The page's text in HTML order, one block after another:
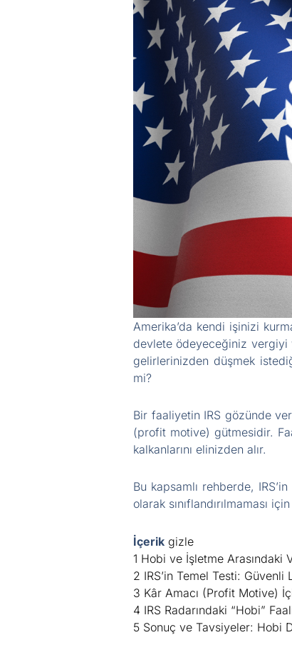
Amerika’da kendi işinizi
devlete ödeyeceğiniz
gelirlerinizden düşmek
mi?
Bir faaliyetin IRS gözünde
(profit motive) gütmesidir.
kalkanlarını elinizden alır.
Bu kapsamlı rehberde,
olarak sınıflandırılmaması
İçerik gizle
1 Hobi ve İşletme Arasındaki
2 IRS’in Temel Testi:
3 Kâr Amacı (Profit Motive)
4 IRS Radarındaki “Hobi”
5 Sonuç ve Tavsiyeler: Hobi